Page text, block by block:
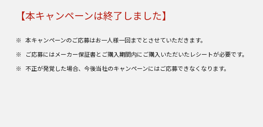
【本キャンペーンは終了しました】
本キャンペーンのご応募はお一人様一回までとさせていただきます。
ご応募にはメーカー保証書とご購入期間内にご購入いただいたレシートが必要です。
不正が発覚した場合、今後当社のキャンペーンにはご応募できなくなります。